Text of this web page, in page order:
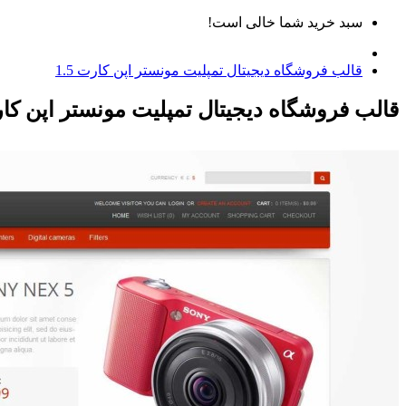
سبد خرید شما خالی است!
قالب فروشگاه دیجیتال تمپلیت مونستر اپن کارت 1.5
قالب فروشگاه دیجیتال تمپلیت مونستر اپن